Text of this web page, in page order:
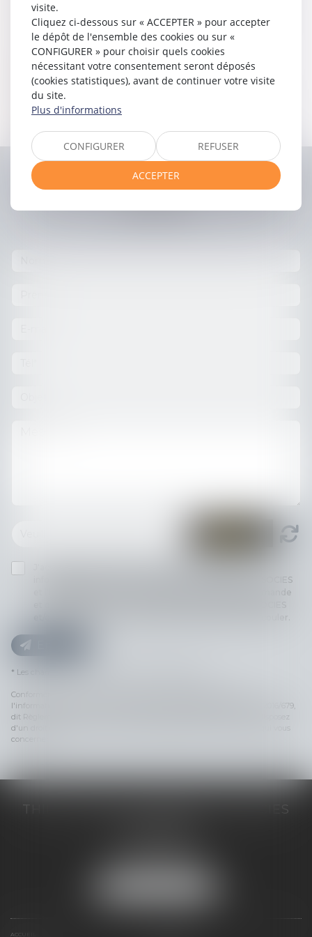
Mise en place et gestion des relations intra-groupe :
convention de trésorerie, prestations de services,
management fees etc. ;
Rédaction de tous types de baux (commerciaux,
saisonniers, professionnels),
Restructuration, opérations sur le capital, TUP, fusion,
acquisition, apports,
Secrétariat et vie juridique des sociétés.
ContacterJean-Christophe
informatiquement par THILL-MINICI-LEVIONNAIS & ASSOCIES
et l'hébergeur du présent site dans le cadre de ma demande
* Les champs suivis d'un astérisque sont obligatoires.
Conformément à la loi n°78-17 du 6 janvier 1978 modifiée relative à
l'informatique, aux fichiers et aux libertés, et au règlement européen 2016/679,
dit Règlement Général sur la Protection des Données (RGPD), vous disposez
d'un droit d'accès, de rectification, de suppression des informations qui vous
concernent.
THILL-MINICI-LEVIONNAIS & ASSOCIES
ACCUEIL
visite.
Cliquez ci-dessous sur « ACCEPTER » pour accepter
le dépôt de l'ensemble des cookies ou sur «
CONFIGURER » pour choisir quels cookies
nécessitant votre consentement seront déposés
(cookies statistiques), avant de continuer votre visite
du site.
Plus d'informations
CONFIGURER REFUSER
ACCEPTER